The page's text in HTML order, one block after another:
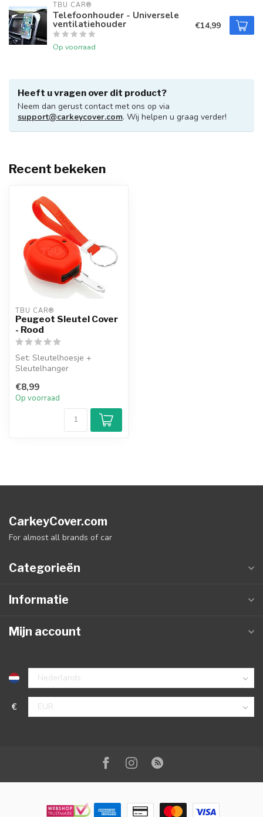
TBU CAR®
Telefoonhouder - Universele
ventilatiehouder
Op voorraad
€14,99
Heeft u vragen over dit product?
Neem dan gerust contact met ons op via
support@carkeycover.com. Wij helpen u graag verder!
Recent bekeken
TBU CAR®
Peugeot Sleutel Cover
- Rood
Set: Sleutelhoesje +
Sleutelhanger
€8,99
Op voorraad
CarkeyCover.com
For almost all brands of car
Categorieën
Informatie
Mijn account
€